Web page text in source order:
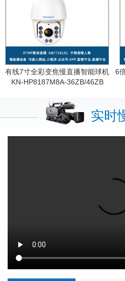
有线7寸全彩变焦慢直播智能球机
KN-HP8187M8A-36ZB/46ZB
6
实时